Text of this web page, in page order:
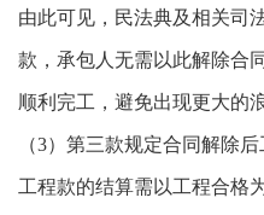
由此可见，民法典及相关司
款，承包人无需以此解除合
顺利完工，避免出现更大的
（3）第三款规定合同解除
工程款的结算需以工程合格